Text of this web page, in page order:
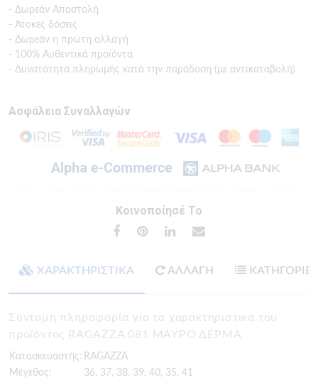
- Δωρεάν Αποστολή
- Άτοκες δόσεις
- Δωρεάν η πρώτη αλλαγή
- 100% Αυθεντικά προϊόντα
- Δυνατότητα πληρωμής κατά την παράδοση (με αντικαταβολή)
Ασφάλεια Συναλλαγών
Κοινοποίησέ Το
ΧΑΡΑΚΤΗΡΙΣΤΙΚΑ ΑΛΛΑΓΗ ΚΑΤΗΓΟΡΙΕΣ
Σύντομη πληροφορία για τα χαρακτηριστικά του
προϊόντος RAGAZZA 081 ΜΑΥΡΟ ΔΕΡΜΑ
Κατασκευαστής: RAGAZZA
Μέγεθος:
36, 37, 38, 39, 40, 35, 41